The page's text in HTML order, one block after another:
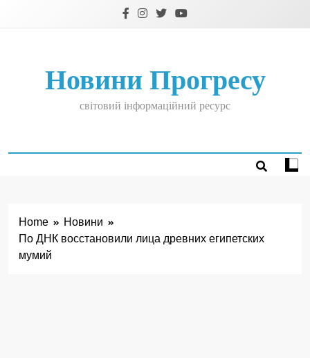
Новини Прогресу
світовий інформаційний ресурс
Home
Новини
По ДНК восстановили лица древних египетских
мумий